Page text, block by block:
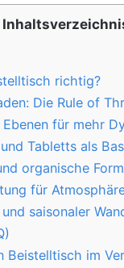
richtig?
Die Rule of
für mehr
Tabletts als
organische
für
saisonaler
Beistelltisch im